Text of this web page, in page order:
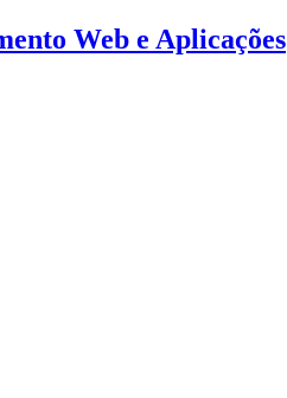
Web e Aplicações